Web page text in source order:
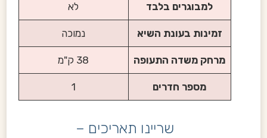
למבוגרים בלבד לא
זמינות בעונת השיא נמוכה
מרחק משדה התעופה 38 ק"מ
מספר חדרים 1
שריינו תאריכים –